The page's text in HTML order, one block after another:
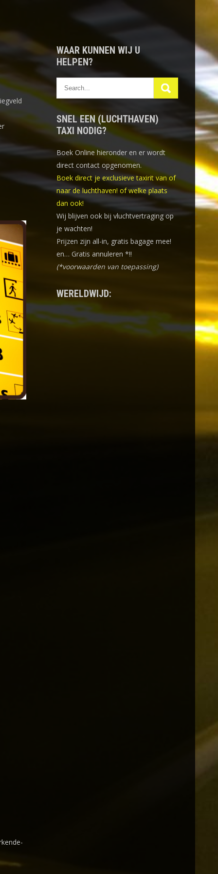
WAAR KUNNEN WIJ U
HELPEN?
SNEL EEN (LUCHTHAVEN)
TAXI NODIG?
Boek Online hieronder en er wordt
direct contact opgenomen.
Boek direct je exclusieve taxirit van of
naar de luchthaven! of welke plaats
dan ook!
Wij blijven ook bij vluchtvertraging op
je wachten!
Prijzen zijn all-in, gratis bagage mee!
en… Gratis annuleren *!!
(*voorwaarden van toepassing)
WERELDWIJD: